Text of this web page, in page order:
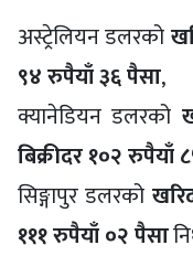
अस्ट्रेलियन डलरको
९४ रुपैयाँ ३६ पैसा,
क्यानेडियन डलरको
बिक्रीदर १०२ रुपैयाँ
सिङ्गापुर डलरको
१११ रुपैयाँ ०२ पैसा